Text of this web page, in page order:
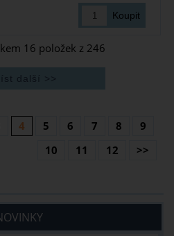
16 položek z 246
4 5 6 7 8
9
10
11 12 >>